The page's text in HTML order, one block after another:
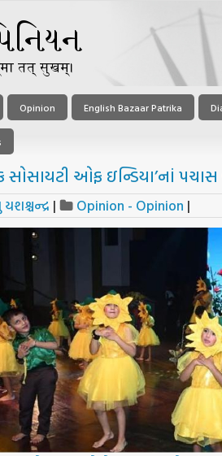
Opinion English Bazaar Patrika
સોસાયટી ઓફ ઇન્ડિયા’નાં પચાસ
| Opinion - Opinion |